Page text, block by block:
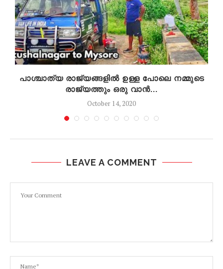
പാശ്ചാത്യ രാജ്യങ്ങളിൽ ഉള്ള പോലെ നമ്മുടെ
രാജ്യത്തും ഒരു വാൻ...
October 14, 2020
LEAVE A COMMENT